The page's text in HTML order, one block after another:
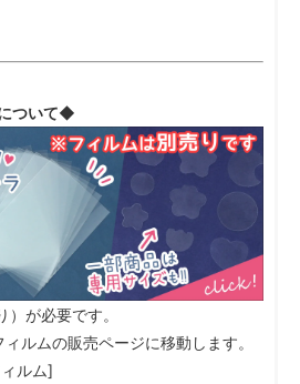
ついて◆
が必要です。
ルムの販売ページに移動します。
ルム]